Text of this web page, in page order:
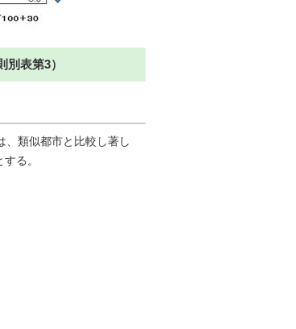
表第3）
、類似都市と比較し著し
る。